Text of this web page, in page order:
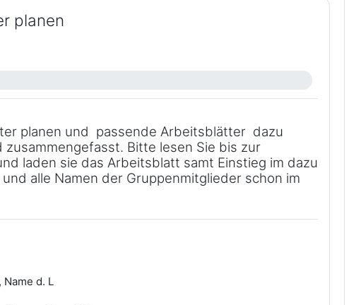
planen
planen und passende Arbeitsblätter dazu
Bitte lesen Sie bis zur
laden sie das Arbeitsblatt samt Einstieg im dazu
alle Namen der Gruppenmitglieder schon im
d. L